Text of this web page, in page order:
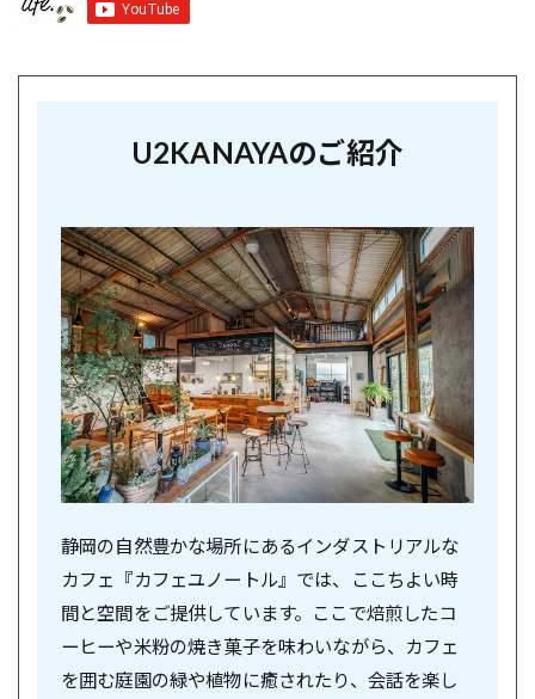
U2KANAYAのご紹介
静岡の自然豊かな場所にあるインダストリアルな
カフェ『カフェユノートル』では、ここちよい時
間と空間をご提供しています。ここで焙煎したコ
ーヒーや米粉の焼き菓子を味わいながら、カフェ
を囲む庭園の緑や植物に癒されたり、会話を楽し